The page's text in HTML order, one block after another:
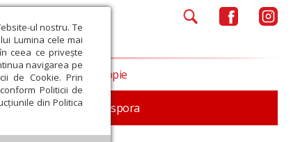
ul nostru. Te
Lumina cele mai
ceea ce privește
navigarea pe
de Cookie. Prin
Politicii de
din Politica
In memoriam Diaspora
Opinii Filantropie